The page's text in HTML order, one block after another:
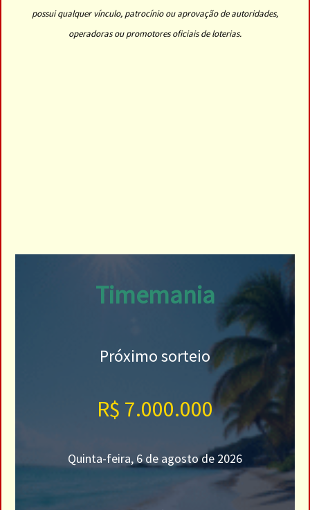
possui qualquer vínculo, patrocínio ou aprovação de autoridades,
operadoras ou promotores oficiais de loterias.
Timemania
Próximo sorteio
R$ 7.000.000
Quinta-feira, 6 de agosto de 2026